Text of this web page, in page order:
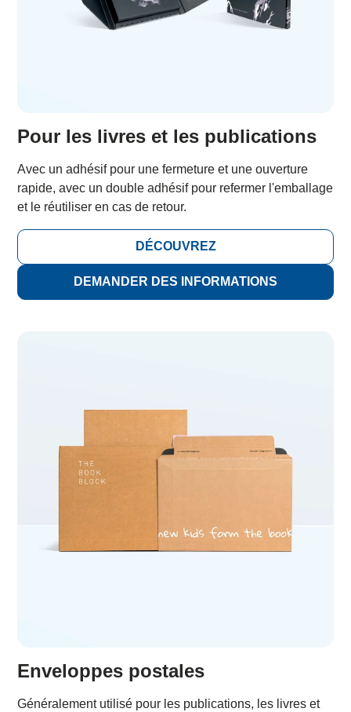
Pour les livres et les publications
Avec un adhésif pour une fermeture et une ouverture
rapide, avec un double adhésif pour refermer l'emballage
et le réutiliser en cas de retour.
DÉCOUVREZ
DEMANDER DES INFORMATIONS
Enveloppes postales
Généralement utilisé pour les publications, les livres et